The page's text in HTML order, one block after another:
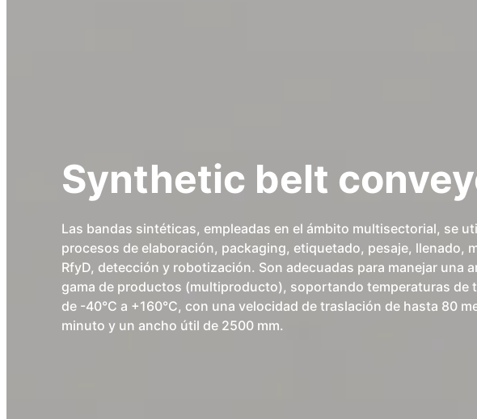
Synthetic belt
Las bandas sintéticas, empleadas en el ámbito multisectorial, se
procesos de elaboración, packaging, etiquetado, pesaje, llenado,
RfyD, detección y robotización. Son adecuadas para manejar una
gama de productos (multiproducto), soportando temperaturas de
de -40°C a +160°C, con una velocidad de traslación de hasta 80
minuto y un ancho útil de 2500 mm.